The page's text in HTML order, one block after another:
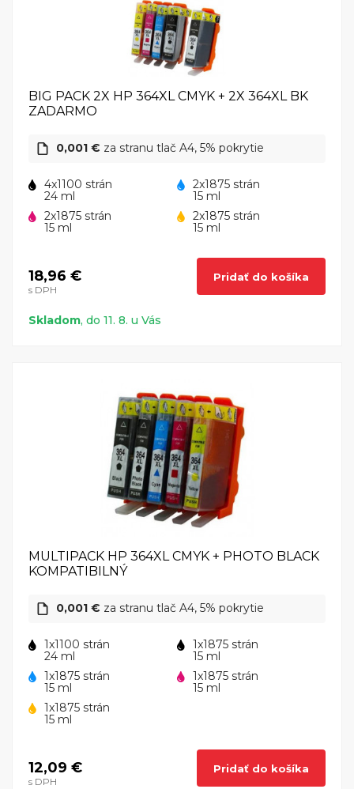
BIG PACK 2X HP 364XL CMYK + 2X 364XL BK
ZADARMO
0,001 € za stranu tlač A4, 5% pokrytie
4x1100 strán
24 ml
2x1875 strán
15 ml
2x1875 strán
15 ml
2x1875 strán
15 ml
18,96 €
s DPH
Pridať do košíka
Skladom, do 11. 8. u Vás
MULTIPACK HP 364XL CMYK + PHOTO BLACK
KOMPATIBILNÝ
0,001 € za stranu tlač A4, 5% pokrytie
1x1100 strán
24 ml
1x1875 strán
15 ml
1x1875 strán
15 ml
1x1875 strán
15 ml
1x1875 strán
15 ml
12,09 €
s DPH
Pridať do košíka